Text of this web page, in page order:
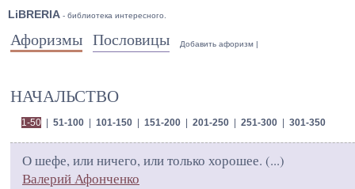
LiBRERIA - библиотека интересного.
Афоризмы Пословицы Добавить афоризм |
НАЧАЛЬСТВО
1-50| 51-100| 101-150| 151-200| 201-250| 251-300| 301-350
О шефе, или ничего, или только хорошее. (...)
Валерий Афонченко